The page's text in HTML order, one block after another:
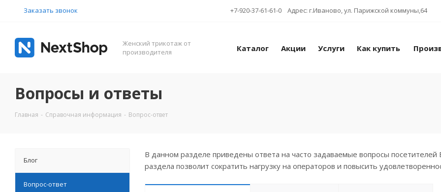
Заказать звонок +7-920-37-61-61-0 Адрес: г.Иваново, ул. Парижской коммуны,64
Женский трикотаж от
производителя
Каталог Акции Услуги Как купить
Вопросы и ответы
Главная - Справочная информация - Вопрос-ответ
В данном разделе приведены ответа на часто задаваемые вопросы
раздела позволит сократить нагрузку на операторов и повысить
Блог
Вопрос-ответ